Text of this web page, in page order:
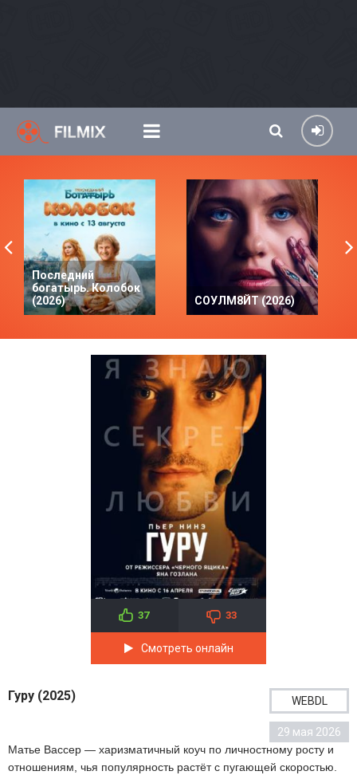
Последний
богатырь. Колобок
(2026)
СОУЛМ8ЙТ (2026)
37 33
Смотреть онлайн
Гуру (2025) WEBDL
29 мая 2026
Матье Вассер — харизматичный коуч по личностному росту и
отношениям, чья популярность растёт с пугающей скоростью.